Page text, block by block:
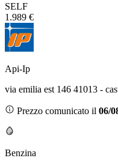
SELF
1.989 €
Api-Ip
via emilia est 146 41013 -
Prezzo comunicato il 06/
Benzina